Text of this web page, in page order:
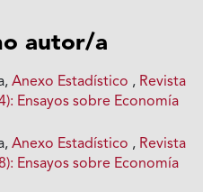
autor/a
Anexo Estadístico , Revista
Ensayos sobre Economía
Anexo Estadístico , Revista
Ensayos sobre Economía